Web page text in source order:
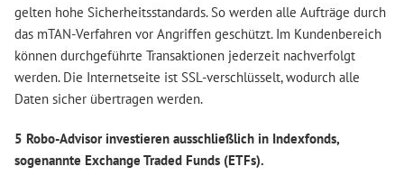
gelten hohe Sicherheitsstandards. So werden alle Aufträge durch
das mTAN-Verfahren vor Angriffen geschützt. Im Kundenbereich
können durchgeführte Transaktionen jederzeit nachverfolgt
werden. Die Internetseite ist SSL-verschlüsselt, wodurch alle
Daten sicher übertragen werden.
5 Robo-Advisor investieren ausschließlich in Indexfonds,
sogenannte Exchange Traded Funds (ETFs).